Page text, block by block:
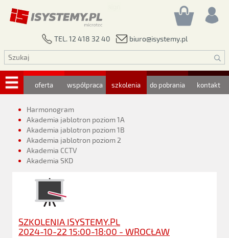
TEL. 12 418 32 40 biuro@isystemy.pl
oferta współpraca szkolenia do pobrania kontakt
Harmonogram
Akademia jablotron poziom 1A
Akademia jablotron poziom 1B
Akademia jablotron poziom 2
Akademia CCTV
Akademia SKD
SZKOLENIA ISYSTEMY.PL
2024-10-22 15:00-18:00 - WROCŁAW